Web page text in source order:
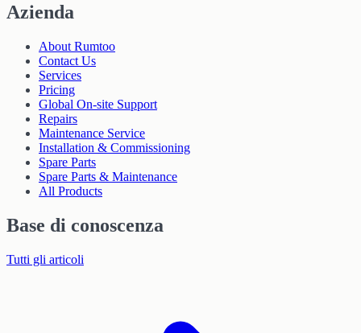
Azienda
About Rumtoo
Contact Us
Services
Pricing
Global On-site Support
Repairs
Maintenance Service
Installation & Commissioning
Spare Parts
Spare Parts & Maintenance
All Products
Base di conoscenza
Tutti gli articoli